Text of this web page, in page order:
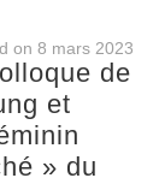
on 8 mars 2023
de
et
» du